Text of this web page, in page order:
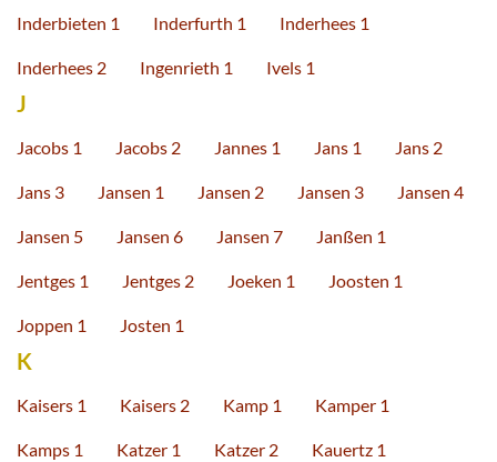
Inderbieten 1 Inderfurth 1 Inderhees 1
Inderhees 2 Ingenrieth 1 Ivels 1
J
Jacobs 1 Jacobs 2 Jannes 1 Jans 1 Jans 2
Jans 3 Jansen 1 Jansen 2 Jansen 3 Jansen 4
Jansen 5 Jansen 6 Jansen 7 Janßen 1
Jentges 1 Jentges 2 Joeken 1 Joosten 1
Joppen 1 Josten 1
K
Kaisers 1 Kaisers 2 Kamp 1 Kamper 1
Kamps 1 Katzer 1 Katzer 2 Kauertz 1